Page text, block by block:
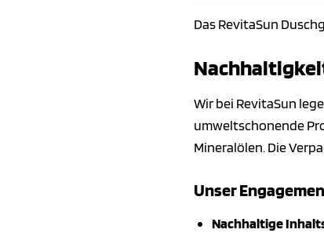
Das RevitaSun
Wir bei RevitaSun
umweltschonende
Mineralölen. Die
Unser
Nachhaltige